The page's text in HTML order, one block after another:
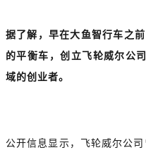
据了解，早在大鱼智行车之
的平衡车，创立飞轮威尔公
域的创业者。
公开信息显示，飞轮威尔公